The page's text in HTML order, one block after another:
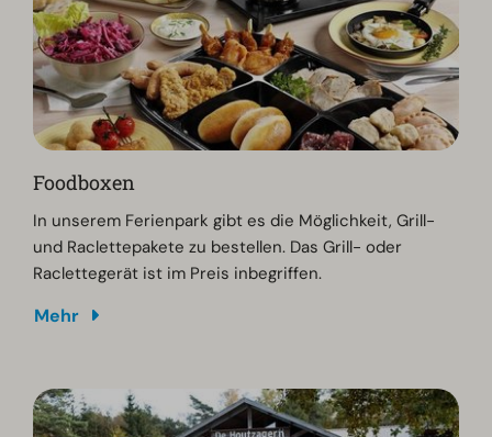
Foodboxen
In unserem Ferienpark gibt es die Möglichkeit, Grill-
und Raclettepakete zu bestellen. Das Grill- oder
Raclettegerät ist im Preis inbegriffen.
Mehr